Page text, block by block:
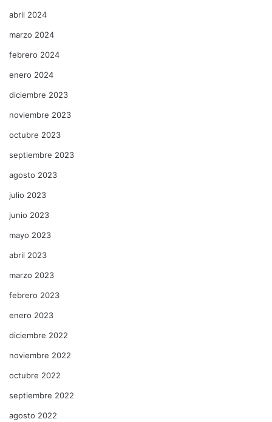
abril 2024
marzo 2024
febrero 2024
enero 2024
diciembre 2023
noviembre 2023
octubre 2023
septiembre 2023
agosto 2023
julio 2023
junio 2023
mayo 2023
abril 2023
marzo 2023
febrero 2023
enero 2023
diciembre 2022
noviembre 2022
octubre 2022
septiembre 2022
agosto 2022